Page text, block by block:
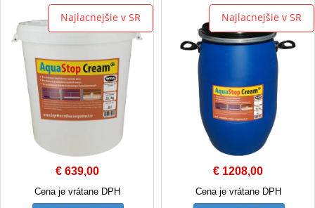
Najlacnejšie v SR
€639,00
Cena je vrátane DPH
Najlacnejšie v SR
€ 1208,00
Cena je vrátane DPH